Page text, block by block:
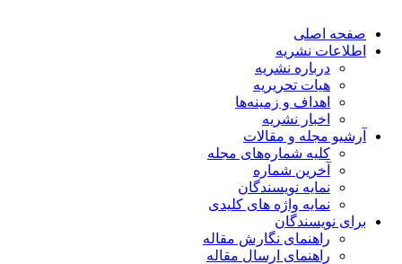
صفحه اصلی
اطلاعات نشریه
درباره نشریه
هیات تحریریه
اهداف و زمینه‌ها
اخبار نشریه
آرشیو مجله و مقالات
کلیه شماره‌های مجله
آخرین شماره
نمایه نویسندگان
نمایه واژه های کلیدی
برای نویسندگان
راهنمای نگارش مقاله
راهنمای ارسال مقاله